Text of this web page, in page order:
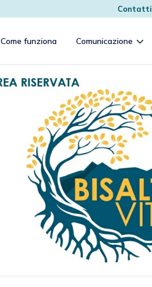
Contatti
Come funziona Comunicazione